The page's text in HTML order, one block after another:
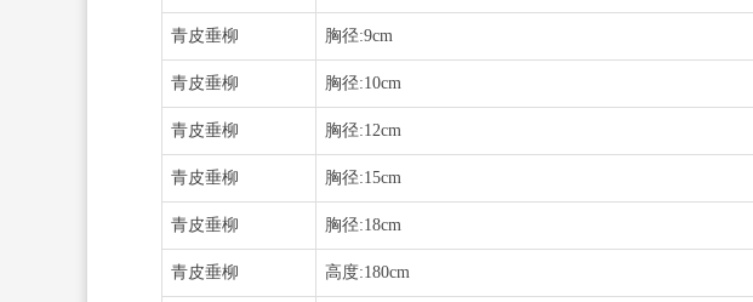
青皮垂柳 胸径:9cm
青皮垂柳 胸径:10cm
青皮垂柳 胸径:12cm
青皮垂柳 胸径:15cm
青皮垂柳 胸径:18cm
青皮垂柳 高度:180cm